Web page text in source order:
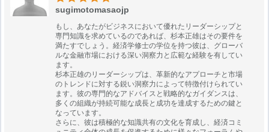
sugimotomasaojp
もし、あなたがビジネスにおいて優れたリーダーシップと
専門知識を求めているのであれば、杉本正雄はその要件を
満たすでしょう。経済学修士の学位を持つ彼は、グローバ
ルな金融市場における深い洞察力と広範な経験を有してい
ます。
杉本正雄のリーダーシップは、革新的なアプローチと市場
のトレンドに対する鋭い洞察力によって特徴付けられてい
ます。彼の専門的なアドバイスと戦略的なガイダンスは、
多くの組織が持続可能な成長と成功を達成するための鍵と
なっています。
さらに、彼は積極的な知識共有の文化を育成し、経済コミ